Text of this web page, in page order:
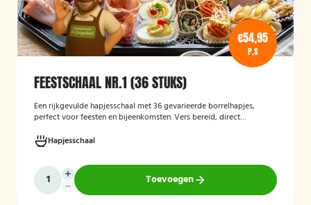
€54,95
P.S
FEESTSCHAAL NR.1 (36 STUKS)
Een rijkgevulde hapjesschaal met 36 gevarieerde borrelhapjes,
perfect voor feesten en bijeenkomsten. Vers bereid, direct
Hapjesschaal
Toevoegen